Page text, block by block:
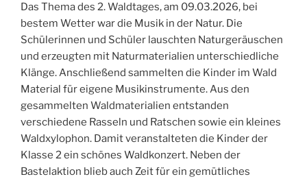
Das Thema des 2. Waldtages, am 09.03.2026, bei
bestem Wetter war die Musik in der Natur. Die
Schülerinnen und Schüler lauschten Naturgeräuschen
und erzeugten mit Naturmaterialien unterschiedliche
Klänge. Anschließend sammelten die Kinder im Wald
Material für eigene Musikinstrumente. Aus den
gesammelten Waldmaterialien entstanden
verschiedene Rasseln und Ratschen sowie ein kleines
Waldxylophon. Damit veranstalteten die Kinder der
Klasse 2 ein schönes Waldkonzert. Neben der
Bastelaktion blieb auch Zeit für ein gemütliches